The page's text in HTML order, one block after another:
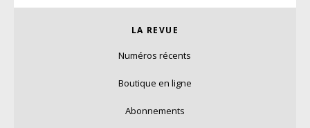
LA REVUE
Numéros récents
Boutique en ligne
Abonnements